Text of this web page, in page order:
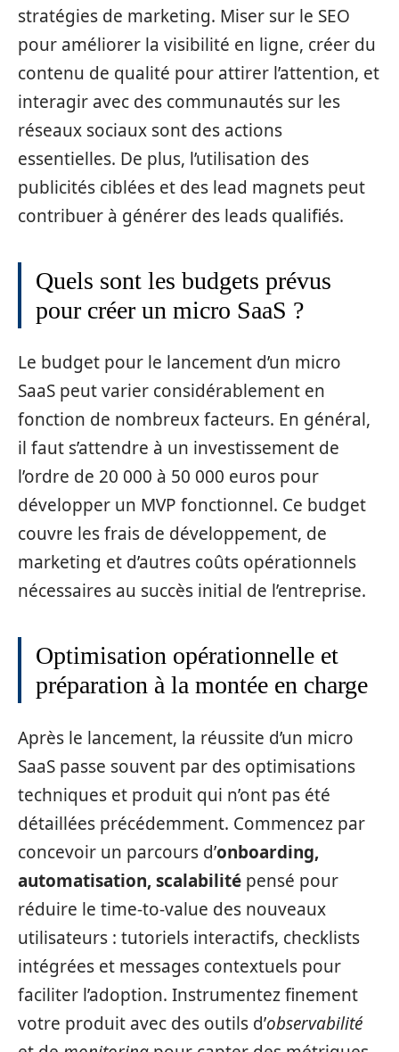
stratégies de marketing. Miser sur le SEO
pour améliorer la visibilité en ligne, créer du
contenu de qualité pour attirer l’attention, et
interagir avec des communautés sur les
réseaux sociaux sont des actions
essentielles. De plus, l’utilisation des
publicités ciblées et des lead magnets peut
contribuer à générer des leads qualifiés.
Quels sont les budgets prévus
pour créer un micro SaaS ?
Le budget pour le lancement d’un micro
SaaS peut varier considérablement en
fonction de nombreux facteurs. En général,
il faut s’attendre à un investissement de
l’ordre de 20 000 à 50 000 euros pour
développer un MVP fonctionnel. Ce budget
couvre les frais de développement, de
marketing et d’autres coûts opérationnels
nécessaires au succès initial de l’entreprise.
Optimisation opérationnelle et
préparation à la montée en charge
Après le lancement, la réussite d’un micro
SaaS passe souvent par des optimisations
techniques et produit qui n’ont pas été
détaillées précédemment. Commencez par
concevoir un parcours d’onboarding,
automatisation, scalabilité pensé pour
réduire le time-to-value des nouveaux
utilisateurs : tutoriels interactifs, checklists
intégrées et messages contextuels pour
faciliter l’adoption. Instrumentez finement
votre produit avec des outils d’observabilité